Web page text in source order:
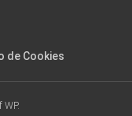
de Cookies
WP.